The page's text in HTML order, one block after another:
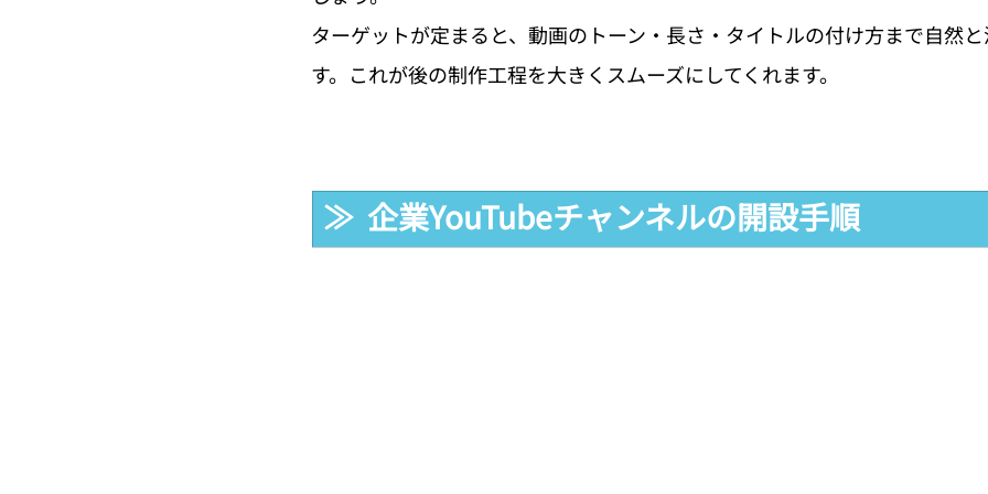
ターゲットが定まると、動画のトーン・長さ・タイトルの付け方まで自然と
す。これが後の制作工程を大きくスムーズにしてくれます。
≫  企業YouTubeチャンネルの開設手順